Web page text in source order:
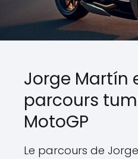
Jorge Martín
parcours
MotoGP
Le parcours de